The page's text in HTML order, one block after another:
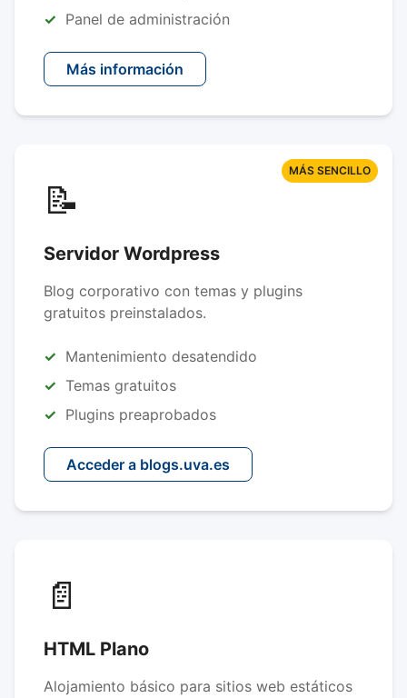
Panel de administración
Más información
MÁS SENCILLO
📝
Servidor Wordpress
Blog corporativo con temas y plugins
gratuitos preinstalados.
Mantenimiento desatendido
Temas gratuitos
Plugins preaprobados
Acceder a blogs.uva.es
📄
HTML Plano
Alojamiento básico para sitios web estáticos